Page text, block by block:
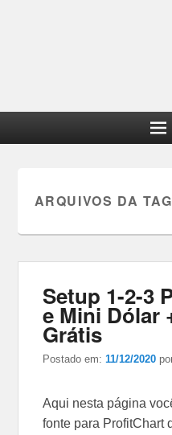
ARQUIVOS DA
Setup 1-2-3
e Mini Dólar
Grátis
Postado em:11/12/2020
Aqui nesta página
fonte para ProfitChart